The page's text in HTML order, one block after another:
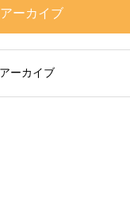
アーカイブ